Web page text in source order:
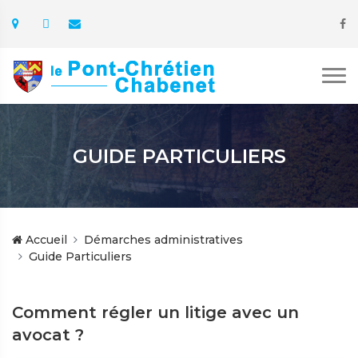
GUIDE PARTICULIERS
Accueil
Démarches administratives
Guide Particuliers
Comment régler un litige avec un
avocat ?